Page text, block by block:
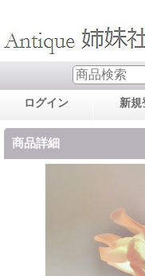
ログイン 新規
商品詳細